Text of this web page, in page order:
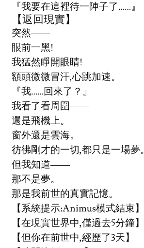
『我要在這裡待一陣子了……』
【返回現實】
突然——
眼前一黑!
我猛然睜開眼睛!
額頭微微冒汗,心跳加速。
『我……回來了？』
我看了看周圍——
還是飛機上。
窗外還是雲海。
彷彿剛才的一切,都只是一場夢。
但我知道——
那不是夢。
那是我前世的真實記憶。
【系統提示:Animus模式結束】
【在現實世界中,僅過去5分鐘】
【但你在前世中,經歷了3天】